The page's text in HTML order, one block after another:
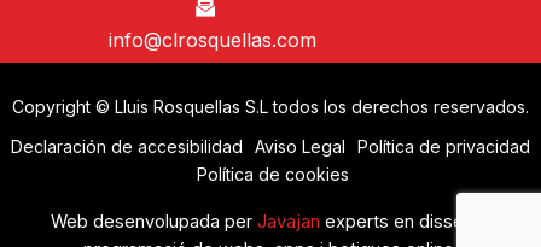
info@clrosquellas.com
Copyright © Lluis Rosquellas S.L todos los derechos reservados.
Declaración de accesibilidad
Aviso Legal
Política de privacidad
Política de cookies
Web desenvolupada perJavajan experts en disseny i